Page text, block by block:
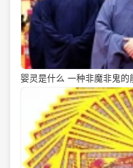
婴灵是什么 一种非魔非鬼的